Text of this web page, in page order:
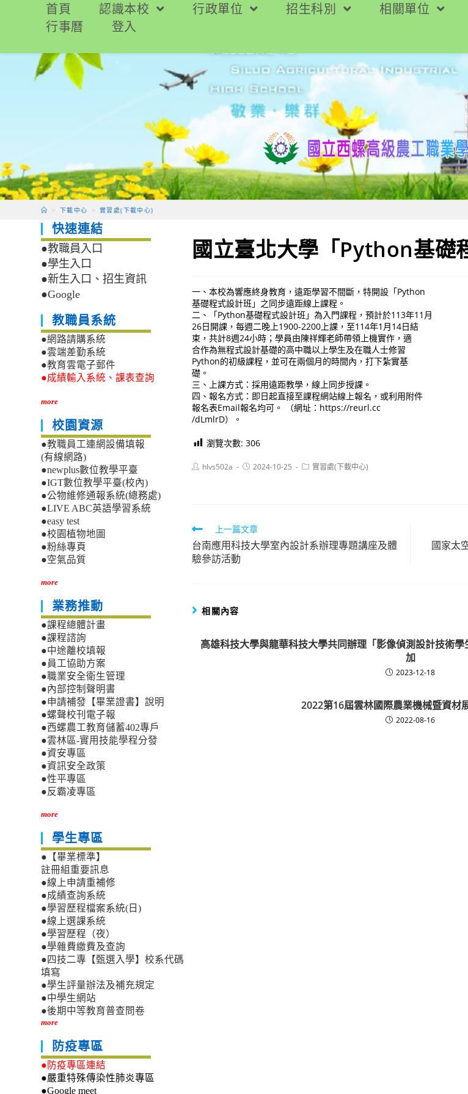
要
首頁 認識本校 行政單位 招生科別 相關單位
行事曆
登入
> 下載中心 > 實習處(下載中心)
國立臺北大學「Python基礎
一、本校為響應終身教育，遠距學習不間斷，特開設「Python
基礎程式設計班」之同步遠距線上課程。
二、「Python基礎程式設計班」為入門課程，預計於113年11月
26日開課，每週二晚上1900-2200上課，至114年1月14日結
束，共計8週24小時；學員由陳祥輝老師帶領上機實作，適
合作為無程式設計基礎的高中職以上學生及在職人士修習
Python的初級課程，並可在兩個月的時間內，打下紮實基
礎。
三、上課方式：採用遠距教學，線上同步授課。
四、報名方式：即日起直接至課程網站線上報名，或利用附件
報名表Email報名均可。 （網址：https://reurl.cc
/dLmlrD）。
瀏覽次數: 306
Posthlvs502a
Post2024-10-25
Post實習處(下載中心)
Read
more
articles
上一篇文章
台南應用科技大學室內設計系辦理專題講座及體
驗參訪活動
國家太
相關內容
高雄科技大學與龍華科技大學共同辦理「影像偵測設計技術
加
2023-12-18
2022第16屆雲林國際農業機械暨資材
2022-08-16
快速連結
●教職員入口
●學生入口
●新生入口、招生資訊
●Google
教職員系統
●網路請購系統
●雲端差勤系統
●教育雲電子郵件
●成績輸入系統、課表查詢
more
校園資源
●教職員工連網設備填報
(有線網路)
●newplus數位教學平臺
●IGT數位教學平臺(校內)
●公物維修通報系統(總務處)
●LIVE ABC英語學習系統
●easy test
●校園植物地圖
●粉絲專頁
●空氣品質
more
業務推動
●課程總體計畫
●課程諮詢
●中途離校填報
●員工協助方案
●職業安全衛生管理
●內部控制聲明書
●申請補發【畢業證書】說明
●螺聲校刊電子報
●西螺農工教育儲蓄402專戶
●雲林區-實用技能學程分發
●資安專區
●資訊安全政策
●性平專區
●反霸凌專區
more
學生專區
●【畢業標準】
註冊組重要訊息
●線上申請重補修
●成績查詢系統
●學習歷程檔案系統(日)
●線上選課系統
●學習歷程（夜）
●學雜費繳費及查詢
●四技二專【甄選入學】校系代碼
填寫
●學生評量辦法及補充規定
●中學生網站
●後期中等教育普查問卷
more
防疫專區
●防疫專區連結
●嚴重特殊傳染性肺炎專區
●Google meet